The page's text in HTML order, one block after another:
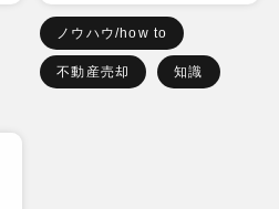
ノウハウ/how to
不動産売却 知識